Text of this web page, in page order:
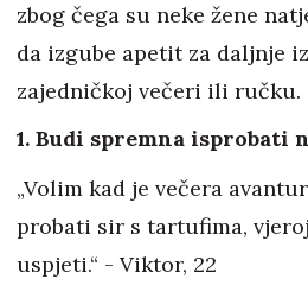
zbog čega su neke žene
da izgube apetit za daljnje
zajedničkoj večeri ili ručku.
1. Budi spremna isprobati
„Volim kad je večera
probati sir s tartufima,
uspjeti.“ - Viktor, 22